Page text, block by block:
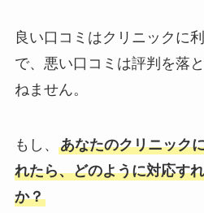
良い口コミはクリニックに
で、悪い口コミは評判を落
ねません。
もし、 あなたのクリニック
れたら、どのように対応す
か？